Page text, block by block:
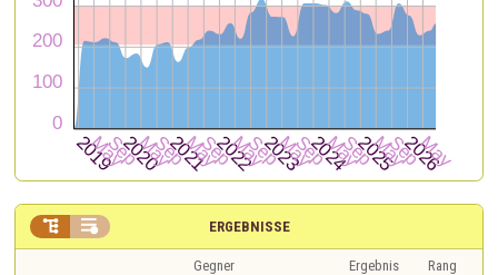
ERGEBNISSE
 
Gegner Ergebnis
Rang